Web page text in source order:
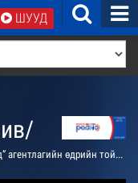
ШУУД
агентлагийн өдрийн тойм /давтана/